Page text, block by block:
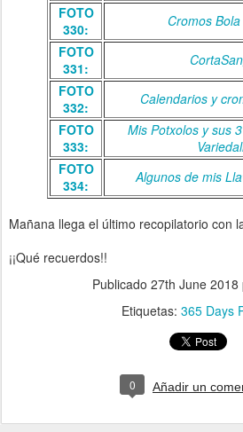
FOTO
330:
Cromos
FOTO
331:
FOTO
332:
Calendarios y
FOTO
333:
Mis Potxolos y sus
FOTO
334:
Algunos de mis
Mañana llega el último recopilatorio con
¡¡Qué recuerdos!!
Publicado 27th June 2018
Etiquetas: 365 Days
0 Añadir un